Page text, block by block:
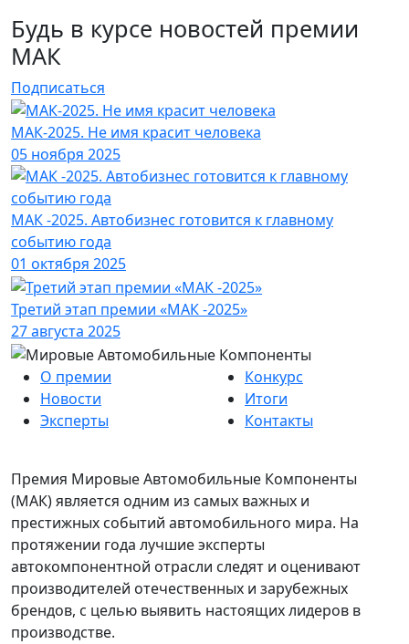
Будь в курсе новостей премии
МАК
Подписаться
МАК-2025. Не имя красит человека
05 ноября 2025
МАК -2025. Автобизнес готовится к главному
событию года
01 октября 2025
Третий этап премии «МАК -2025»
27 августа 2025
О премии
Новости
Эксперты
Конкурс
Итоги
Контакты
Премия Мировые Автомобильные Компоненты
(МАК) является одним из самых важных и
престижных событий автомобильного мира. На
протяжении года лучшие эксперты
автокомпонентной отрасли следят и оценивают
производителей отечественных и зарубежных
брендов, с целью выявить настоящих лидеров в
производстве.